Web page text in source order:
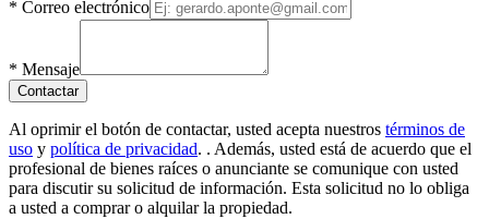
* Correo electrónico
* Mensaje
Contactar
Al oprimir el botón de contactar, usted acepta nuestros términos de
uso y política de privacidad. . Además, usted está de acuerdo que el
profesional de bienes raíces o anunciante se comunique con usted
para discutir su solicitud de información. Esta solicitud no lo obliga
a usted a comprar o alquilar la propiedad.